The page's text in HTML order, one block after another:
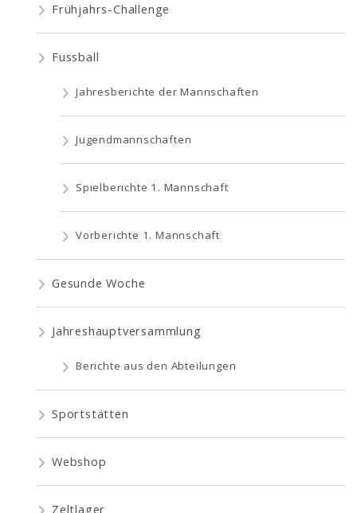
Frühjahrs-Challenge
Fussball
Jahresberichte der Mannschaften
Jugendmannschaften
Spielberichte 1. Mannschaft
Vorberichte 1. Mannschaft
Gesunde Woche
Jahreshauptversammlung
Berichte aus den Abteilungen
Sportstätten
Webshop
Zeltlager